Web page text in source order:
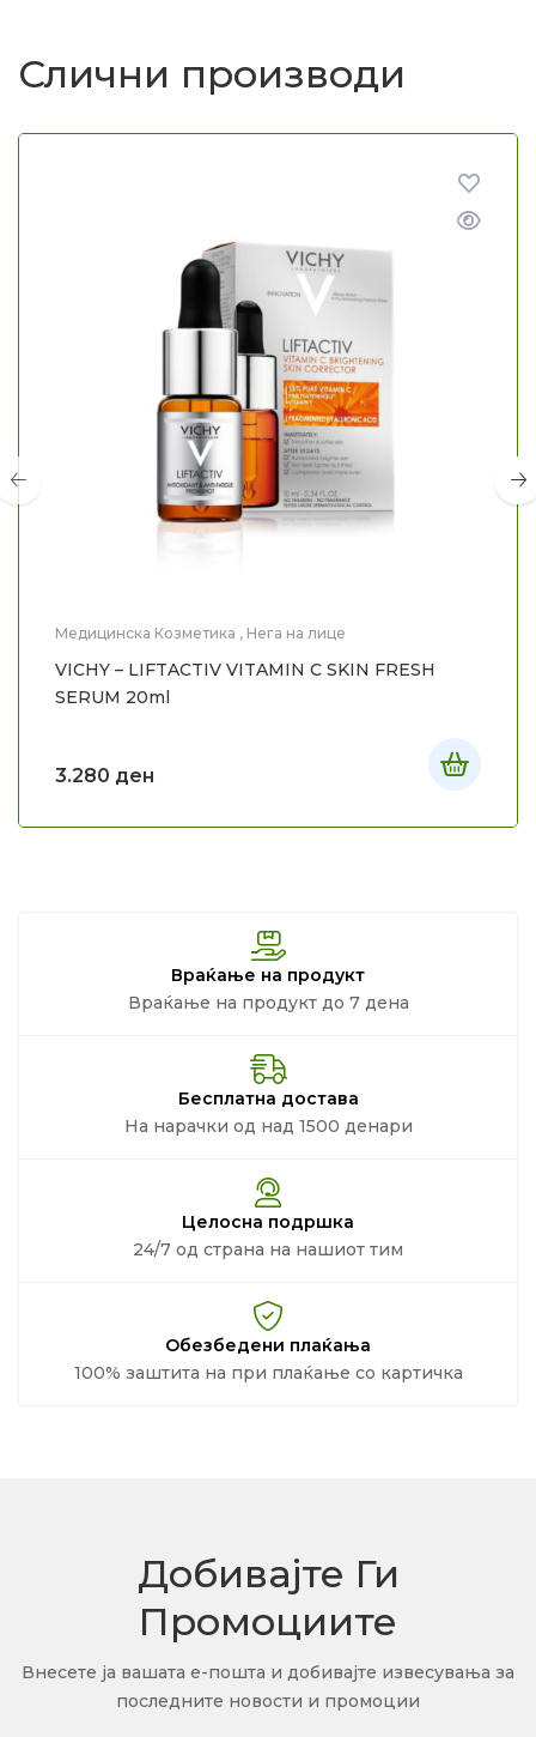
Слични производи
Медицинска Козметика , Нега на лице
VICHY – LIFTACTIV VITAMIN C SKIN FRESH
SERUM 20ml
3.280 ден
Враќање на продукт
Враќање на продукт до 7 дена
Бесплатна достава
На нарачки од над 1500 денари
Целосна подршка
24/7 од страна на нашиот тим
Обезбедени плаќања
100% заштита на при плаќање со картичка
Добивајте Ги
Промоциите
Внесете ја вашата е-пошта и добивајте извесувања за
последните новости и промоции